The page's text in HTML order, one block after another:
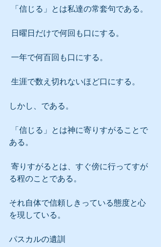
「信じる」とは私達の常套句である。
日曜日だけで何回も口にする。
一年で何百回も口にする。
生涯で数え切れないほど口にする。
しかし、である。
ある。
る程のことである。
それ自体で信頼しきっている態度と心
を現している。
パスカルの遺訓